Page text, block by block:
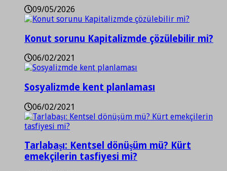
09/05/2026
Konut sorunu Kapitalizmde çözülebilir mi?
06/02/2021
Sosyalizmde kent planlaması
06/02/2021
Tarlabaşı: Kentsel dönüşüm mü? Kürt
emekçilerin tasfiyesi mi?